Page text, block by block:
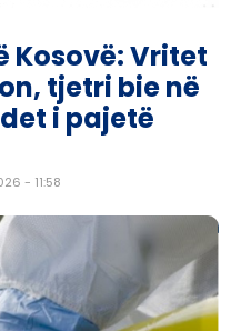
Kosovë: Vritet
tjetri bie në
i pajetë
- 11:58